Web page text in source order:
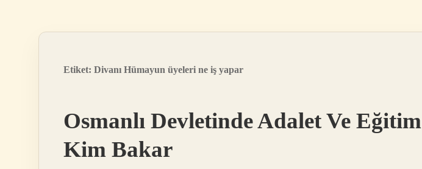
Etiket: Divanı Hümayun üyeleri ne iş yapar
Osmanlı Devletinde Adalet Ve
Kim Bakar